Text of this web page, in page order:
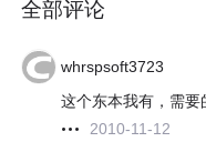
全部评论
whrspsoft3723
这个东本我有，需
2010-11-12